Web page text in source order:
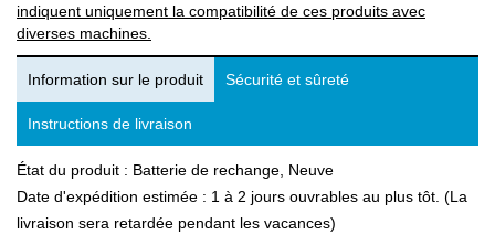
indiquent uniquement la compatibilité de ces produits avec
diverses machines.
Information sur le produit Sécurité et sûreté
Instructions de livraison
État du produit : Batterie de rechange, Neuve
Date d'expédition estimée : 1 à 2 jours ouvrables au plus tôt. (La
livraison sera retardée pendant les vacances)